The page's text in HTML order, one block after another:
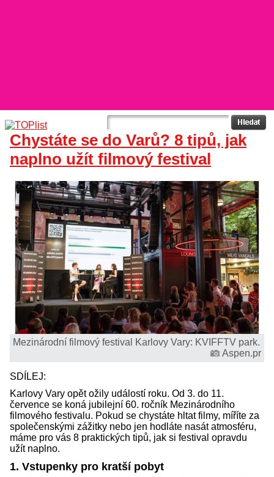
Chystáte se do Varů? 8 tipů, jak
naplno užít filmový festival
Mezinárodní filmový festival Karlovy Vary: KVIFFTV park.
Aspen.pr
SDÍLEJ:
Karlovy Vary opět ožily událostí roku. Od 3. do 11.
července se koná jubilejní 60. ročník Mezinárodního
filmového festivalu. Pokud se chystáte hltat filmy, míříte za
společenskými zážitky nebo jen hodláte nasát atmosféru,
máme pro vás 8 praktických tipů, jak si festival opravdu
užít naplno.
1. Vstupenky pro kratší pobyt